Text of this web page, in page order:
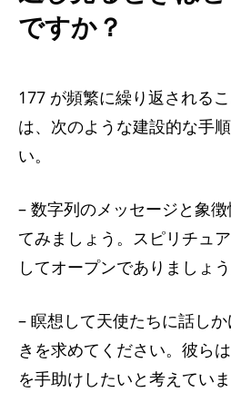
ですか？
177 が頻繁に繰り返される
は、次のような建設的な手
い。
– 数字列のメッセージと象
てみましょう。スピリチュ
してオープンでありましょう
– 瞑想して天使たちに話し
きを求めてください。彼ら
を手助けしたいと考えていま